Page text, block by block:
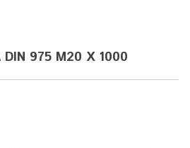
975 M20 Х 1000